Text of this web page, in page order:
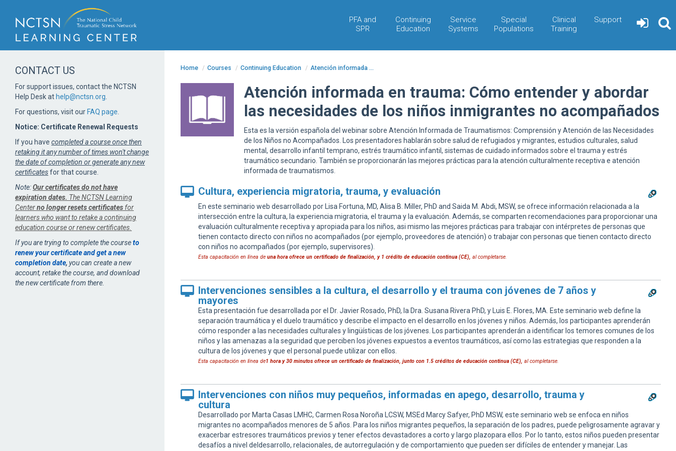
PFA and
SPR
Continuing
Education
Service
Systems
Special
Populations
Clinical
Training
Support
Home / Courses / Continuing Education / Atención informada ...
Atención informada en trauma: Cómo entender y abordar
las necesidades de los niños inmigrantes no acompañados
Esta es la versión española del webinar sobre Atención Informada de Traumatismos: Comprensión y Atención de las Necesidades
de los Niños no Acompañados. Los presentadores hablarán sobre salud de refugiados y migrantes, estudios culturales, salud
mental, desarrollo infantil temprano, estrés traumático infantil, sistemas de cuidado informados sobre el trauma y estrés
traumático secundario. También se proporcionarán las mejores prácticas para la atención culturalmente receptiva e atención
informada de traumatismos.
Cultura, experiencia migratoria, trauma, y evaluación
En este seminario web desarrollado por Lisa Fortuna, MD, Alisa B. Miller, PhD and Saida M. Abdi, MSW, se ofrece información relacionada a la
intersección entre la cultura, la experiencia migratoria, el trauma y la evaluación. Además, se comparten recomendaciones para proporcionar una
evaluación culturalmente receptiva y apropiada para los niños, asi mismo las mejores prácticas para trabajar con intérpretes de personas que
tienen contacto directo con niños no acompañados (por ejemplo, proveedores de atención) o trabajar con personas que tienen contacto directo
con niños no acompañados (por ejemplo, supervisores).
Esta capacitación en línea deuna hora ofrece un certificado de finalización, y 1 crédito de educación continua (CE), al completarse.
Intervenciones sensibles a la cultura, el desarrollo y el trauma con jóvenes de 7 años y
mayores​​
Esta presentación fue desarrollada por el Dr. Javier Rosado, PhD, la Dra. Susana Rivera PhD, y Luis E. Flores, MA. Este seminario web define la
separación traumática y el duelo traumático y describe el impacto en el desarrollo en los jóvenes y niños. Además, los participantes aprenderán
cómo responder a las necesidades culturales y lingüísticas de los jóvenes. Los participantes aprenderán a identificar los temores comunes de los
niños y las amenazas a la seguridad que perciben los jóvenes expuestos a eventos traumáticos, así como las estrategias que responden a la
cultura de los jóvenes y que el personal puede utilizar con ellos.
Esta capacitación en línea de1 hora y 30 minutos ofrece un certificado de finalización, junto con 1.5 créditos de educación continua (CE), al completarse.
Intervenciones con niños muy pequeños, informadas en apego, desarrollo, trauma y
cultura
Desarrollado por Marta Casas LMHC, Carmen Rosa Noroña LCSW, MSEd Marcy Safyer, PhD MSW, este seminario web se enfoca en niños
migrantes no acompañados menores de 5 años. Para los niños migrantes pequeños, la separación de los padres, puede peligrosamente agravar y
exacerbar estresores traumáticos previos y tener efectos devastadores a corto y largo plazopara ellos. Por lo tanto, estos niños pueden presentar
desafíos a nivel deldesarrollo, relacionales, de autorregulación y de comportamiento que pueden ser difíciles de entender y manejar. Las
CONTACT US
For support issues, contact the NCTSN
Help Desk at help@nctsn.org
For questions, visit our FAQ page
Notice: Certificate Renewal Requests
If you have completed a course once then
retaking it any number of times won't change
the date of completion or generate any new
certificatesfor that course.
Note:Our certificates do not have
expiration dates. The NCTSN Learning
Centerno longer resets certificates for
learners who want to retake a continuing
education course or renew certificates.
If you are trying to complete the courseto
renew your certificate and get a new
completion date, you can create a new
account, retake the course, and download
the new certificate from there.